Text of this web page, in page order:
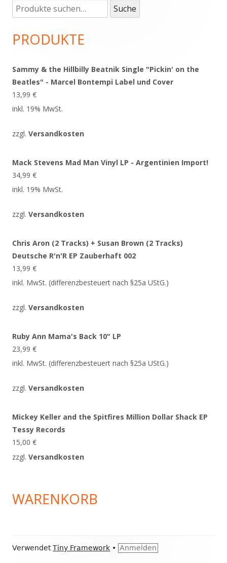
Haupt-
Seitenleiste
Suche
nach:
Suche
PRODUKTE
Sammy & the Hillbilly Beatnik Single "Pickin' on the
Beatles" - Marcel Bontempi Label und Cover
13,99 €
inkl. 19% MwSt.
zzgl. Versandkosten
Mack Stevens Mad Man Vinyl LP - Argentinien Import!
34,99 €
inkl. 19% MwSt.
zzgl. Versandkosten
Chris Aron (2 Tracks) + Susan Brown (2 Tracks)
Deutsche R'n'R EP Zauberhaft 002
13,99 €
inkl. MwSt. (differenzbesteuert nach §25a UStG.)
zzgl. Versandkosten
Ruby Ann Mama's Back 10" LP
23,99 €
inkl. MwSt. (differenzbesteuert nach §25a UStG.)
zzgl. Versandkosten
Mickey Keller and the Spitfires Million Dollar Shack EP
Tessy Records
15,00 €
zzgl. Versandkosten
WARENKORB
Footer
VerwendetTiny Framework • Anmelden